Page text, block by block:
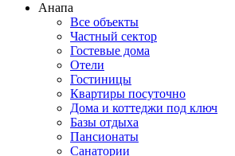
Анапа
Все объекты
Частный сектор
Гостевые дома
Отели
Гостиницы
Квартиры посуточно
Дома и коттеджи под ключ
Базы отдыха
Пансионаты
Санатории